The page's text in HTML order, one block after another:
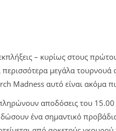
– κυρίως στους
μεγάλα
Madness αυτό είναι ακόμα
αποδόσεις του
ένα σημαντικό